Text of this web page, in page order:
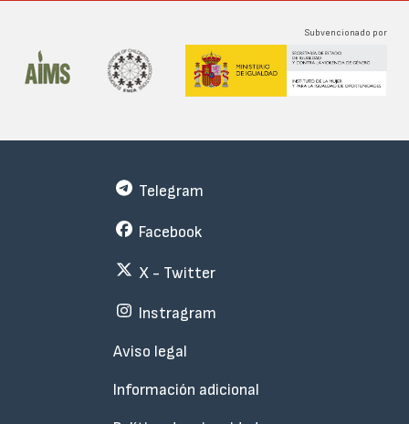
Subvencionado por
Subfooter
Telegram
Facebook
X - Twitter
Instragram
Aviso legal
Información adicional